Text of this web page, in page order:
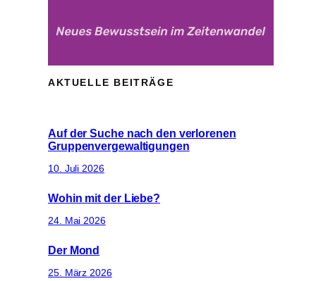
AKTUELLE BEITRÄGE
Auf der Suche nach den verlorenen
Gruppenvergewaltigungen
10. Juli 2026
Wohin mit der Liebe?
24. Mai 2026
Der Mond
25. März 2026